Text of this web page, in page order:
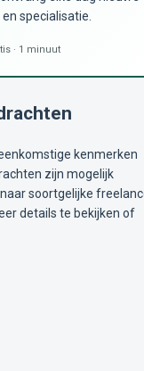
specialisatie.
· 1 minuut
kenmerken
zijn mogelijk
soortgelijke
details te bekijken of